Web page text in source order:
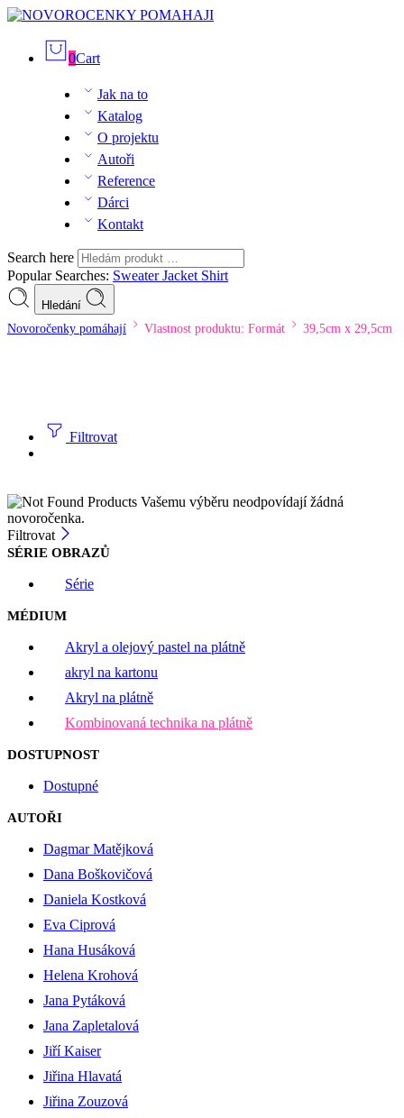
0Cart
Jak na to
Katalog
O projektu
Autoři
Reference
Dárci
Kontakt
Search here
Popular Searches: SweaterJacket Shirt
Hledání
Novoročenky pomáhají Vlastnost produktu: Formát 39,5cm x 29,5cm
Filtrovat
Vašemu výběru neodpovídají žádná
novoročenka.
Filtrovat
SÉRIE OBRAZŮ
Série
MÉDIUM
Akryl a olejový pastel na plátně
akryl na kartonu
Akryl na plátně
Kombinovaná technika na plátně
DOSTUPNOST
Dostupné
AUTOŘI
Dagmar Matějková
Dana Boškovičová
Daniela Kostková
Eva Ciprová
Hana Husáková
Helena Krohová
Jana Pytáková
Jana Zapletalová
Jiří Kaiser
Jiřina Hlavatá
Jiřina Zouzová